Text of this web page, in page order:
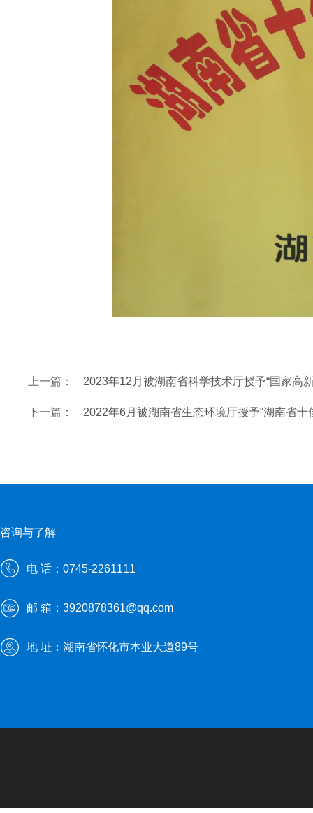
上一篇： 2023年12月被湖南省科学技术厅授予“国家高
下一篇： 2022年6月被湖南省生态环境厅授予“湖南省十
咨询与了解
电 话：0745-2261111
邮 箱：3920878361@qq.com
地 址：湖南省怀化市本业大道89号